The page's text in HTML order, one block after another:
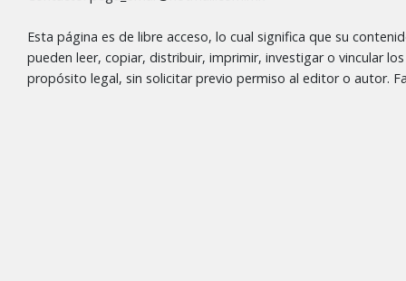
Esta página es de libre acceso, lo cual significa que su
pueden leer, copiar, distribuir, imprimir, investigar o vincular
propósito legal, sin solicitar previo permiso al editor o autor.